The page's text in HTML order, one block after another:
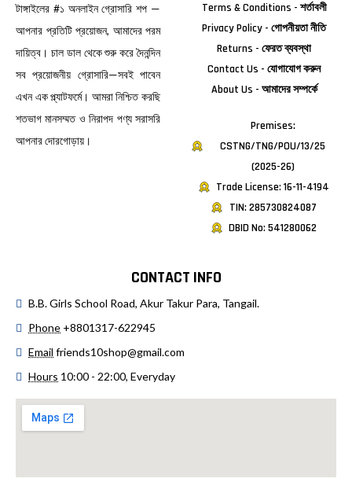
টাঙ্গাইলের #১ অনলাইন গ্রোসারি শপ —
আপনার প্রতিটি প্রয়োজন, আমাদের পরম
দায়িত্ব। চাল ডাল থেকে শুরু করে দৈনন্দিন
সব প্রয়োজনীয় গ্রোসারি—সবই পাবেন
এখন এক প্ল্যাটফর্মে। আমরা নিশ্চিত করছি
শতভাগ মানসম্মত ও নিরাপদ পণ্য সরাসরি
আপনার দোরগোড়ায়।
Terms & Conditions - শর্তাবলী
Privacy Policy - গোপনীয়তা নীতি
Returns - ফেরত ব্যবস্থা
Contact Us - যোগাযোগ করুন
About Us - আমাদের সম্পর্কে
Premises:
CSTNG/TNG/POU/13/25
(2025-26)
Trade License: 16-11-4194
TIN: 285730824087
DBID No: 541280062
CONTACT INFO
B.B. Girls School Road, Akur Takur Para, Tangail.
Phone +8801317-622945
Email friends10shop@gmail.com
Hours 10:00 - 22:00, Everyday